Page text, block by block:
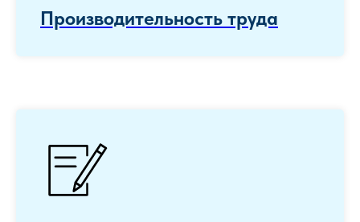
Производительность труда